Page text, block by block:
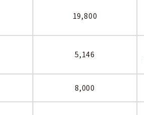
19,800
5,146
8,000